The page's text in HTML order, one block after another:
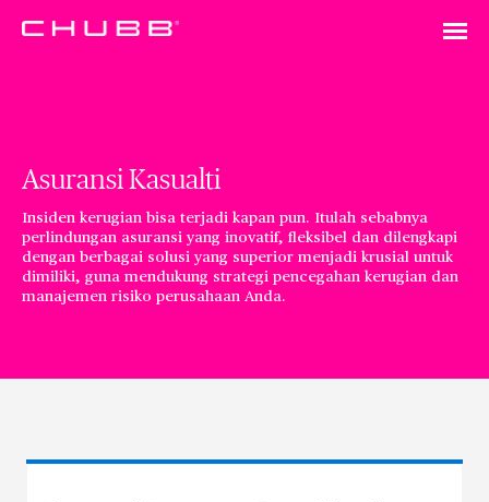
Asuransi Kasualti
Insiden kerugian bisa terjadi kapan pun. Itulah sebabnya
perlindungan asuransi yang inovatif, fleksibel dan dilengkapi
dengan berbagai solusi yang superior menjadi krusial untuk
dimiliki, guna mendukung strategi pencegahan kerugian dan
manajemen risiko perusahaan Anda.